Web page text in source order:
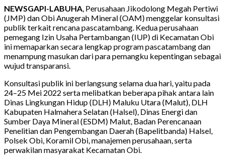
NEWSGAPI-LABUHA , Perusahaan Jikodolong Megah Pertiwi
(JMP) dan Obi Anugerah Mineral (OAM) menggelar konsultasi
publik terkait rencana pascatambang. Kedua perusahaan
pemegang Izin Usaha Pertambangan (IUP) di Kecamatan Obi
ini memaparkan secara lengkap program pascatambang dan
menampung masukan dari para pemangku kepentingan sebagai
wujud transparansi.
Konsultasi publik ini berlangsung selama dua hari, yaitu pada
24–25 Mei 2022 serta melibatkan beberapa pihak antara lain
Dinas Lingkungan Hidup (DLH) Maluku Utara (Malut), DLH
Kabupaten Halmahera Selatan (Halsel), Dinas Energi dan
Sumber Daya Mineral (ESDM) Malut, Badan Perencanaan
Penelitian dan Pengembangan Daerah (Bapelitbanda) Halsel,
Polsek Obi, Koramil Obi, manajemen perusahaan, serta
perwakilan masyarakat Kecamatan Obi.